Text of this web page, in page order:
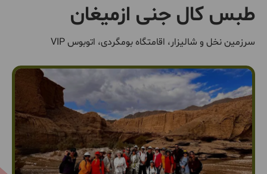
طبس کال جنی ازمیغان
سرزمین نخل و شالیزار، اقامتگاه بومگردی، اتوبوس VIP